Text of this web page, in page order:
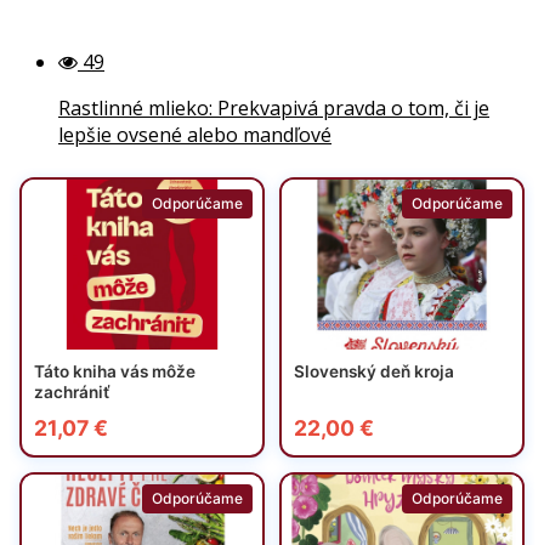
49
Rastlinné mlieko: Prekvapivá pravda o tom, či je
lepšie ovsené alebo mandľové